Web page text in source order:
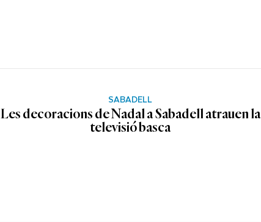
SABADELL
Les decoracions de Nadal a Sabadell atrauen la
televisió basca